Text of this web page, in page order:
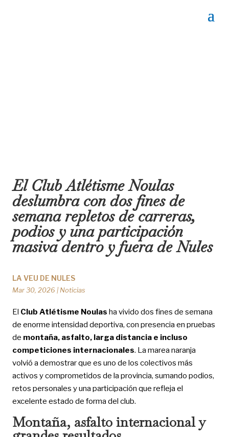
El Club Atlétisme Noulas
deslumbra con dos fines de
semana repletos de carreras,
podios y una participación
masiva dentro y fuera de Nules
LA VEU DE NULES
Mar 30, 2026 | Noticias
El Club Atlétisme Noulas ha vivido dos fines de semana
de enorme intensidad deportiva, con presencia en pruebas
de montaña, asfalto, larga distancia e incluso
competiciones internacionales. La marea naranja
volvió a demostrar que es uno de los colectivos más
activos y comprometidos de la provincia, sumando podios,
retos personales y una participación que refleja el
excelente estado de forma del club.
Montaña, asfalto internacional y